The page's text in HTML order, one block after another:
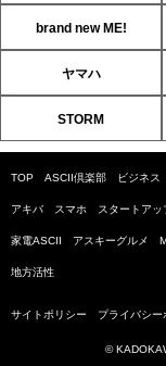
brand new ME!
ヤマハ
STORM
TOP ASCII倶楽部 ビジネス
アキバ スマホ スタートアッ
家電ASCII アスキーグルメ
地方活性
サイトポリシー プライバシー
©